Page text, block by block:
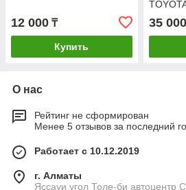
12 000 ₸
Купить
35 000
О нас
Рейтинг не сформирован
Менее 5 отзывов за последний
Работает с 10.12.2019
г. Алматы
Яссауи угол Толе-би автоцентр